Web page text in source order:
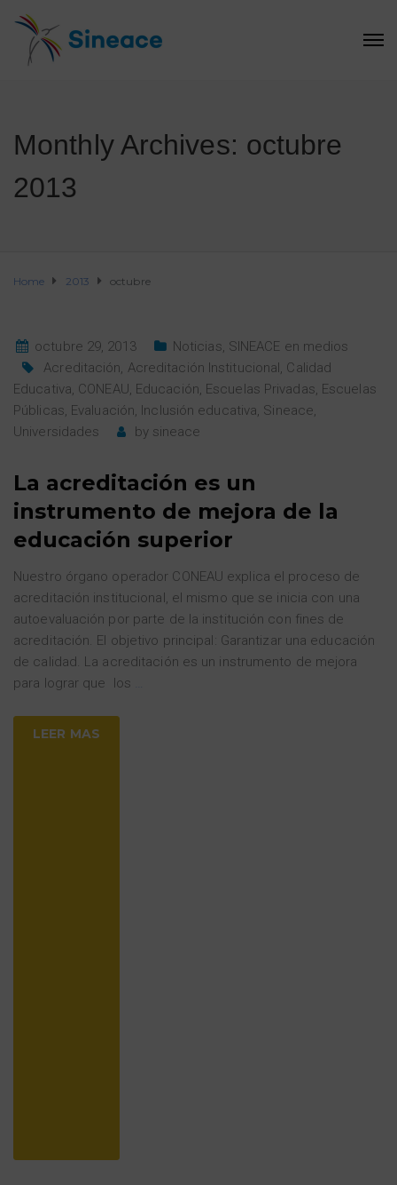
Monthly Archives: octubre
2013
Home 2013 octubre
octubre 29, 2013 Noticias, SINEACE en medios
Acreditación, Acreditación Institucional, Calidad
Educativa, CONEAU, Educación, Escuelas Privadas, Escuelas
Públicas, Evaluación, Inclusión educativa, Sineace,
Universidades
by sineace
La acreditación es un
instrumento de mejora de la
educación superior
Nuestro órgano operador CONEAU explica el proceso de
acreditación institucional, el mismo que se inicia con una
autoevaluación por parte de la institución con fines de
acreditación. El objetivo principal: Garantizar una educación
de calidad. La acreditación es un instrumento de mejora
para lograr que los
LEER MAS